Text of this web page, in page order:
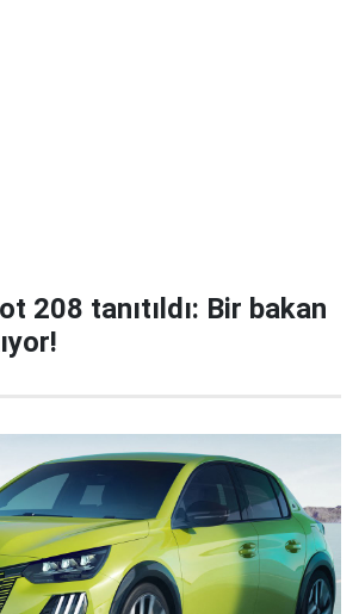
208 tanıtıldı: Bir bakan